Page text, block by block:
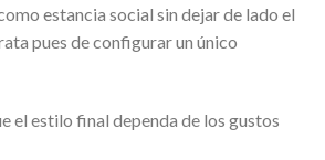
estancia social sin dejar de lado el
pues de configurar un único
el estilo final dependa de los gustos